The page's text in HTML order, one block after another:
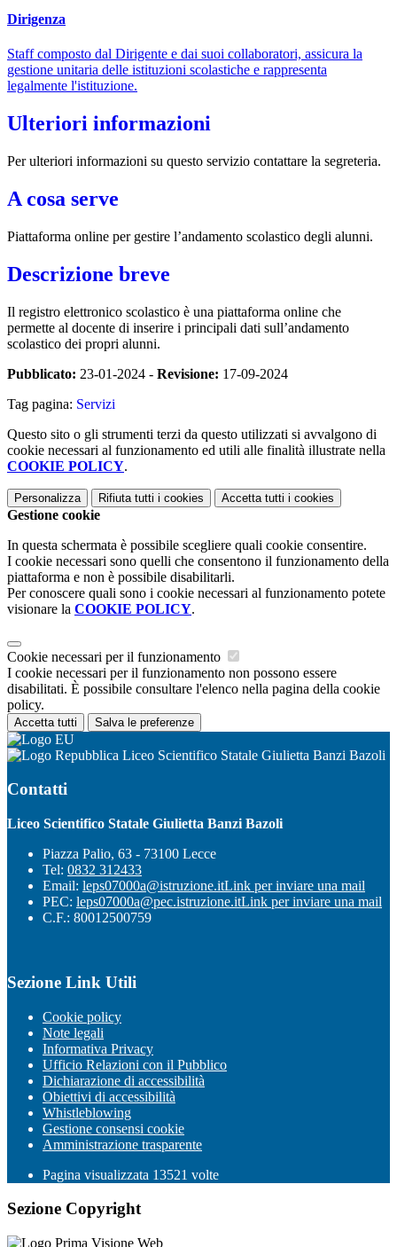
Dirigenza
Staff composto dal Dirigente e dai suoi collaboratori, assicura la
gestione unitaria delle istituzioni scolastiche e rappresenta
legalmente l'istituzione.
Ulteriori informazioni
Per ulteriori informazioni su questo servizio contattare la segreteria.
A cosa serve
Piattaforma online per gestire l’andamento scolastico degli alunni.
Descrizione breve
Il registro elettronico scolastico è una piattaforma online che
permette al docente di inserire i principali dati sull’andamento
scolastico dei propri alunni.
Pubblicato: 23-01-2024 - Revisione: 17-09-2024
Tag pagina: Servizi
Questo sito o gli strumenti terzi da questo utilizzati si avvalgono di
cookie necessari al funzionamento ed utili alle finalità illustrate nella
COOKIE POLICY.
Personalizza Rifiuta tutti i cookies Accetta tutti i cookies
Gestione cookie
In questa schermata è possibile scegliere quali cookie consentire.
I cookie necessari sono quelli che consentono il funzionamento della
piattaforma e non è possibile disabilitarli.
Per conoscere quali sono i cookie necessari al funzionamento potete
visionare la COOKIE POLICY.
Cookie necessari per il funzionamento
I cookie necessari per il funzionamento non possono essere
disabilitati. È possibile consultare l'elenco nella pagina della cookie
policy.
Accetta tutti Salva le preferenze
Liceo Scientifico Statale Giulietta Banzi Bazoli
Contatti
Liceo Scientifico Statale Giulietta Banzi Bazoli
Piazza Palio, 63 - 73100 Lecce
Tel: 0832 312433
Email: leps07000a@istruzione.itLink per inviare una mail
PEC: leps07000a@pec.istruzione.itLink per inviare una mail
C.F.: 80012500759
Sezione Link Utili
Cookie policy
Note legali
Informativa Privacy
Ufficio Relazioni con il Pubblico
Dichiarazione di accessibilità
Obiettivi di accessibilità
Whistleblowing
Gestione consensi cookie
Amministrazione trasparente
Pagina visualizzata 13521 volte
Sezione Copyright